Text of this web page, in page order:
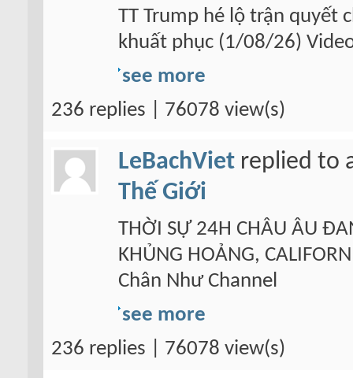
TT Trump hé lộ trận quyết
khuất phục (1/08/26)
see more
236 replies | 76078 view(s)
LeBachViet replied to
Thế Giới
THỜI SỰ 24H CHÂU ÂU
KHỦNG HOẢNG,
Chân Như Channel
see more
236 replies | 76078 view(s)